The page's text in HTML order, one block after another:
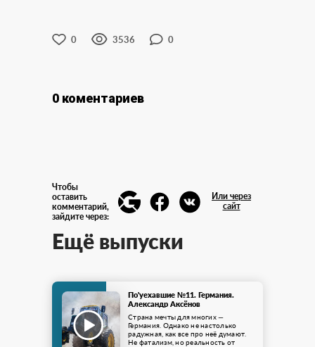
0 3536 0
0 коментариев
Чтобы
оставить
комментарий,
зайдите через:
Или через
сайт
Ещё выпуски
По'уехавшие №11. Германия.
Александр Аксёнов
Страна мечты для многих —
Германия. Однако не настолько
радужная, как все про неё думают.
Не фатализм, но реальность от